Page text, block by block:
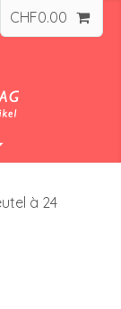
CHF0.00
à 24